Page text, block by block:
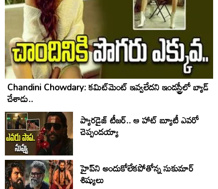
Chandini Chowdary: కమిట్‌మెంట్ ఇవ్వలేదని ఇండస్ట్రీలో బ్యాడ్
చేశాడు..
ప్యారడైజ్ టీజర్.. ఆ హాట్ బ్యూటీ ఎవరో
చెప్పండయ్యా
హైప్‌ని అందుకోలేకపోతోన్న సుకుమార్
శిష్యులు